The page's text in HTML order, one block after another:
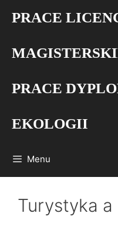
PRACE
PRACE
EKOLOGII
Menu
Turystyka